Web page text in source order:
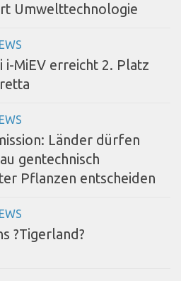
Umwelttechnologie
i-MiEV erreicht 2. Platz
Länder dürfen
gentechnisch
Pflanzen entscheiden
?Tigerland?